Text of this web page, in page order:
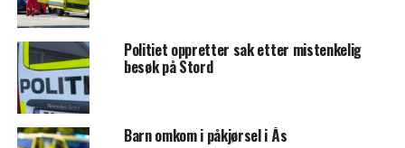
Politiet oppretter sak etter mistenkelig
besøk på Stord
Barn omkom i påkjørsel i Ås